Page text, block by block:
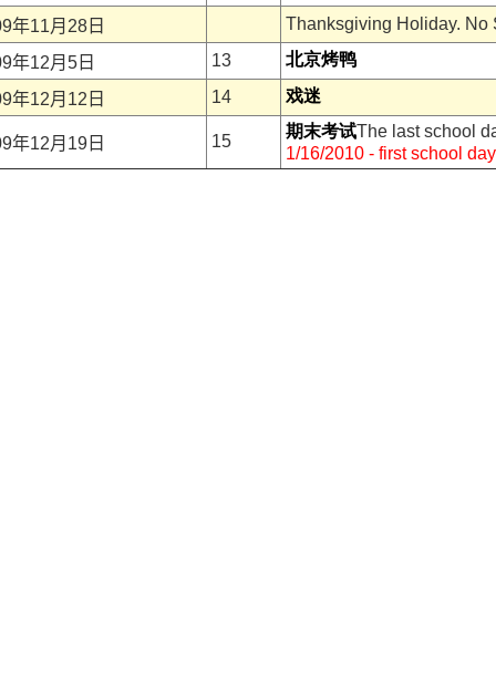
年11月 28日 Thanksgiving Holiday. No
年12月 5日 13 北京烤鸭
年12月 12 日 14 戏迷
年12月 19日 15
期末考试The last school
1/16/2010 - first school